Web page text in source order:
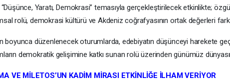
“Düşünce, Yaratı, Demokrasi” temasıyla gerçekleştirilecek etkinlikte;
rolü, demokrasi kültürü ve Akdeniz coğrafyasının ortak değerleri farklı
boyunca düzenlenecek oturumlarda, edebiyatın düşünceyi harekete
demokratik gelişimine katkı sunan rolü üzerinden günümüz
VE MİLETOS’UN KADİM MİRASI ETKİNLİĞE İLHAM VERİYOR